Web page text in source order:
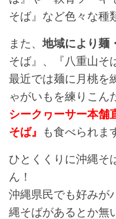
そば』など色々な種
また、地域により麺
そば』、『八重山そ
最近では麺に月桃を
ゃがいもを練りこん
シークヮーサー本舗
そば』
も食べられま
ひとくくりに沖縄そ
ん！
沖縄県民でも好みが
縄そばがあるとか無